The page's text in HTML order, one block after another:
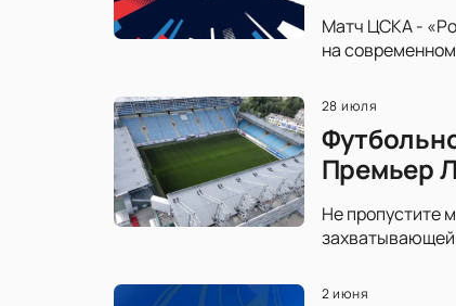
Матч ЦСКА -
на
28 июля
Премьер
Не пропустите
захватывающей
2 июня